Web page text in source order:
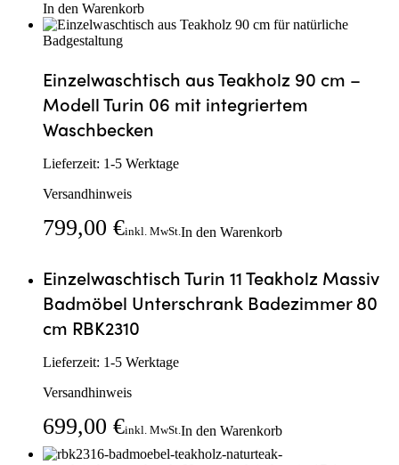
In den Warenkorb
Einzelwaschtisch aus Teakholz 90 cm –
Modell Turin 06 mit integriertem
Waschbecken
Lieferzeit: 1-5 Werktage
Versandhinweis
799,00 €inkl. MwSt.In den Warenkorb
Einzelwaschtisch Turin 11 Teakholz Massiv
Badmöbel Unterschrank Badezimmer 80
cm RBK2310
Lieferzeit: 1-5 Werktage
Versandhinweis
699,00 €inkl. MwSt.In den Warenkorb